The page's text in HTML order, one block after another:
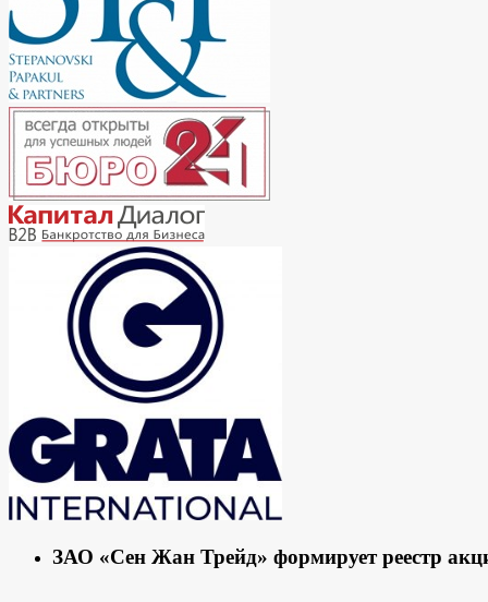
ЗАО «Сен Жан Трейд» формирует реестр